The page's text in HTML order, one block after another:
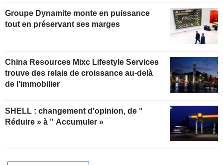
Groupe Dynamite monte en puissance
tout en préservant ses marges
China Resources Mixc Lifestyle Services
trouve des relais de croissance au-delà
de l'immobilier
SHELL : changement d'opinion, de "
Réduire » à " Accumuler »